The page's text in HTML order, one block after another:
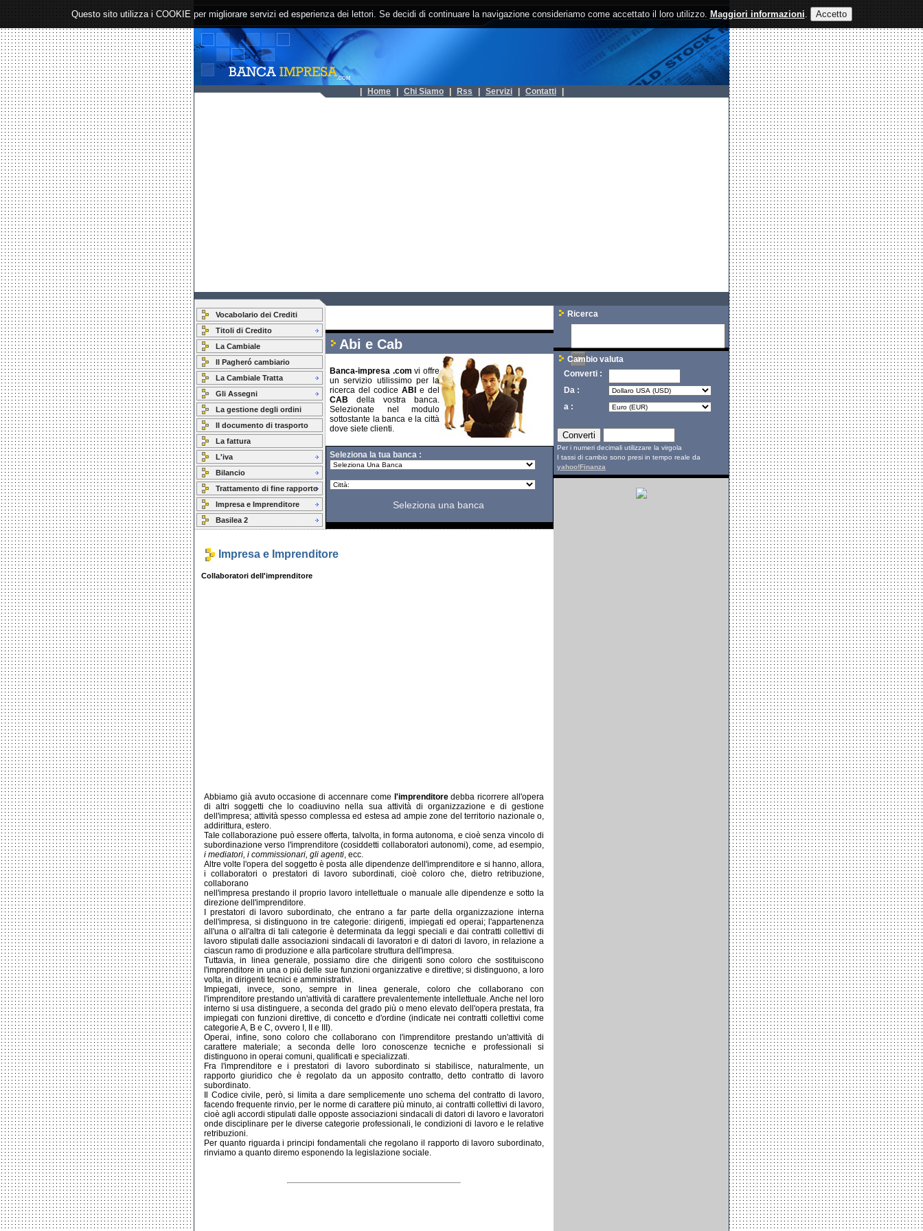
Home Chi Siamo Rss Servizi Contatti
Vocabolario dei Crediti
Titoli di Credito
La Cambiale
Il Pagheró cambiario
La Cambiale Tratta
Gli Assegni
La gestione degli ordini
Il documento di trasporto
La fattura
L'iva
Bilancio
Trattamento di fine rapporto
Impresa e Imprenditore
Basilea 2
Abi e Cab
Banca-impresa .com vi offre
un servizio utilissimo per la
ricerca del codice ABI
e del
CAB della vostra banca.
Selezionate nel modulo
sottostante la banca e la città
dove siete clienti.
Seleziona la tua banca :
Seleziona una banca
Ricerca
Cambio valuta
Converti :
Da :
a :
Per i numeri decimali utilizzare la virgola
I tassi di cambio sono presi in tempo reale da
yahoo!Finanza
Impresa e Imprenditore
Collaboratori dell'imprenditore
Abbiamo già avuto occasione di accennare come l'imprenditoredebba ricorrere all'opera
di altri soggetti che lo coadiuvino nella sua attività di organizzazione e di gestione
dell'impresa; attività spesso complessa ed estesa ad ampie zone del territorio nazionale o,
addirittura, estero.
TaIe collaborazione può essere offerta, talvolta, in forma autonoma, e cioè senza vincolo di
subordinazione verso l'imprenditore (cosiddetti collaboratori autonomi), come, ad esempio,
i mediatori, i commissionari, gli agenti , ecc.
Altre volte l'opera del soggetto è posta alle dipendenze dell'imprenditore e si hanno, allora,
i collaboratori o prestatori di lavoro subordinati, cioè coloro che, dietro retribuzione,
collaborano
nell'impresa prestando il proprio lavoro intellettuale o manuale alle dipendenze e sotto la
direzione dell'imprenditore.
I prestatori di lavoro subordinato, che entrano a far parte della organizzazione interna
dell'impresa, si distinguono in tre categorie: dirigenti, impiegati ed operai; l'appartenenza
all'una o all'altra di tali categorie è determinata da leggi speciali e dai contratti collettivi di
lavoro stipulati dalle associazioni sindacali di lavoratori e di datori di lavoro, in relazione a
ciascun ramo di produzione e alla particolare struttura dell'impresa.
Tuttavia, in linea generale, possiamo dire che dirigenti sono coloro che sostituiscono
l'imprenditore in una o più delle sue funzioni organizzative e direttive; si distinguono, a loro
volta, in dirigenti tecnici e amministrativi.
Impiegati, invece, sono, sempre in linea generale, coloro che collaborano con
l'imprenditore prestando un'attività di carattere prevalentemente intellettuale. Anche nel loro
interno si usa distinguere, a seconda del grado più o meno elevato dell'opera prestata, fra
impiegati con funzioni direttive, di concetto e d'ordine (indicate nei contratti collettivi come
categorie A, B e C, ovvero I, II e III).
Operai, infine, sono coloro che collaborano con l'imprenditore prestando un'attività di
carattere materiale; a seconda delle loro conoscenze tecniche e professionali si
distinguono in operai comuni, qualificati e specializzati.
Fra l'imprenditore e i prestatori di lavoro subordinato si stabilisce, naturalmente, un
rapporto giuridico che è regolato da un apposito contratto, detto contratto di lavoro
subordinato.
Il Codice civile, però, si limita a dare semplicemente uno schema del contratto di lavoro,
facendo frequente rinvio, per le norme di carattere più minuto, ai contratti collettivi di lavoro,
cioè agli accordi stipulati dalle opposte associazioni sindacali di datori di lavoro e lavoratori
onde disciplinare per le diverse categorie professionali, le condizioni di lavoro e le relative
retribuzioni.
Per quanto riguarda i principi fondamentali che regolano il rapporto di lavoro subordinato,
rinviamo a quanto diremo esponendo la legislazione sociale.
Questo sito utilizza i COOKIE per migliorare servizi ed esperienza dei lettori. Se decidi di continuare la navigazione consideriamo come accettato il loro utilizzo. Maggiori informazioni.